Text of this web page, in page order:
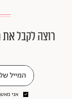
רוצה לקבל את
אני